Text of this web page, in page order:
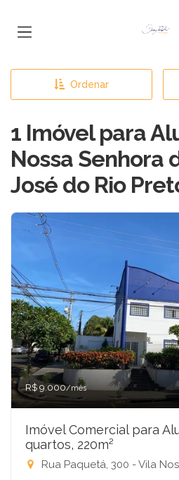
Página
Ordenar
1 Imóvel para
Nossa Senhora
José do Rio
R$ 9.000/mês
Imóvel Comercial para
quartos, 220m²
Rua Paquetá, 300 - Vila Nossa Senhora